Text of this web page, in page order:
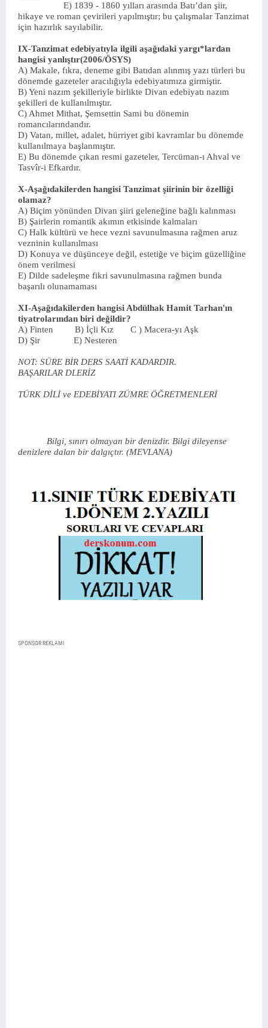
E) 1839 - 1860 yılları arasında Batı’dan şiir,
hikaye ve roman çevirileri yapılmıştır; bu çalışmalar Tanzimat
için hazırlık sayılabilir.
IX-Tanzimat edebiyatıyla ilgili aşağıdaki yargı*lardan
hangisi yanlıştır(2006/ÖSYS)
A) Makale, fıkra, deneme gibi Batıdan alınmış yazı türleri bu
dönemde gazeteler aracılığıyla edebiyatımıza girmiştir.
B) Yeni nazım şekilleriyle birlikte Divan edebiyatı nazım
şekilleri de kullanılmıştır.
C) Ahmet Mithat, Şemsettin Sami bu dönemin
romancılarındandır.
D) Vatan, millet, adalet, hürriyet gibi kavramlar bu dönemde
kullanılmaya başlanmıştır.
E) Bu dönemde çıkan resmi gazeteler, Tercüman-ı Ahval ve
Tasvîr-i Efkardır.
X-Aşağıdakilerden hangisi Tanzimat şiirinin bir özelliği
olamaz?
A) Biçim yönünden Divan şiiri geleneğine bağlı kalınması
B) Şairlerin romantik akımın etkisinde kalmaları
C) Halk kültürü ve hece vezni savunulmasına rağmen aruz
vezninin kullanılması
D) Konuya ve düşünceye değil, estetiğe ve biçim güzelliğine
önem verilmesi
E) Dilde sadeleşme fikri savunulmasına rağmen bunda
başarılı olunamaması
XI-Aşağıdakilerden hangisi Abdülhak Hamit Tarhan'ın
tiyatrolarından biri değildir?
A) Finten B) İçli Kız C ) Macera-yı Aşk
D) Şir E) Nesteren
NOT: SÜRE BİR DERS SAATİ KADARDIR.
BAŞARILAR DLERİZ
TÜRK DİLİ ve EDEBİYATI ZÜMRE ÖĞRETMENLERİ
Bilgi, sınırı olmayan bir denizdir. Bilgi dileyense
denizlere dalan bir dalgıçtır. (MEVLANA)
SPONSOR REKLAMI